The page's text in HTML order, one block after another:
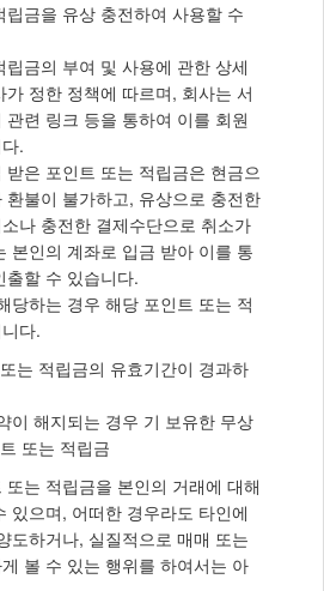
립금을 유상 충전하여 사용할 수
립금의 부여 및 사용에 관한 상세
가 정한 정책에 따르며, 회사는 서
관련 링크 등을 통하여 이를 회원
.
받은 포인트 또는 적립금은 현금으
환불이 불가하고, 유상으로 충전한
나 충전한 결제수단으로 취소가
본인의 계좌로 입금 받아 이를 통
출할 수 있습니다.
당하는 경우 해당 포인트 또는 적
다.
는 적립금의 유효기간이 경과하
이 해지되는 경우 기 보유한 무상
또는 적립금
또는 적립금을 본인의 거래에 대해
있으며, 어떠한 경우라도 타인에
도하거나, 실질적으로 매매 또는
볼 수 있는 행위를 하여서는 아